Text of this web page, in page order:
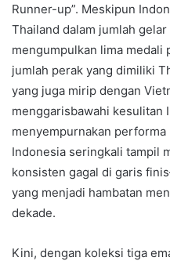
Runner-up”. Meskipun
Thailand dalam jumlah
mengumpulkan lima medali
jumlah perak yang dimiliki
yang juga mirip dengan
menggarisbawahi kesulitan
menyempurnakan
Indonesia seringkali tampil
konsisten gagal di garis
yang menjadi hambatan
dekade.
Kini, dengan koleksi tiga